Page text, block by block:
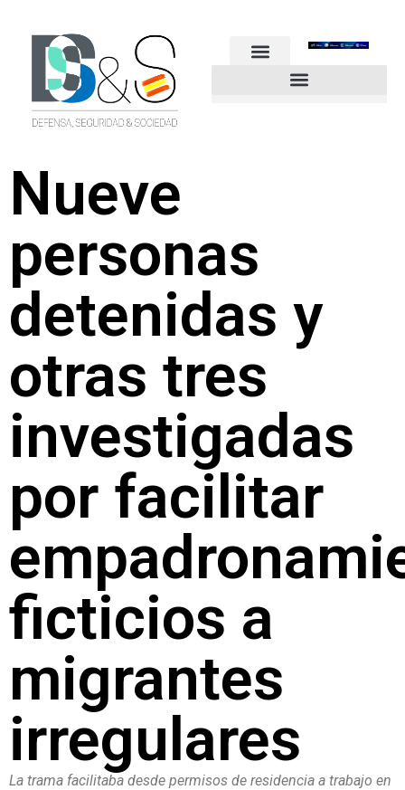
Nueve
personas
detenidas y
otras tres
investigadas
por facilitar
ficticios a
migrantes
irregulares
La trama facilitaba desde permisos de residencia a trabajo en